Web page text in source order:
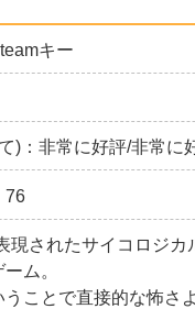
キー
)：非常に好評/非常に
76
現されたサイコロジカ
ム。
ことで直接的な怖さ